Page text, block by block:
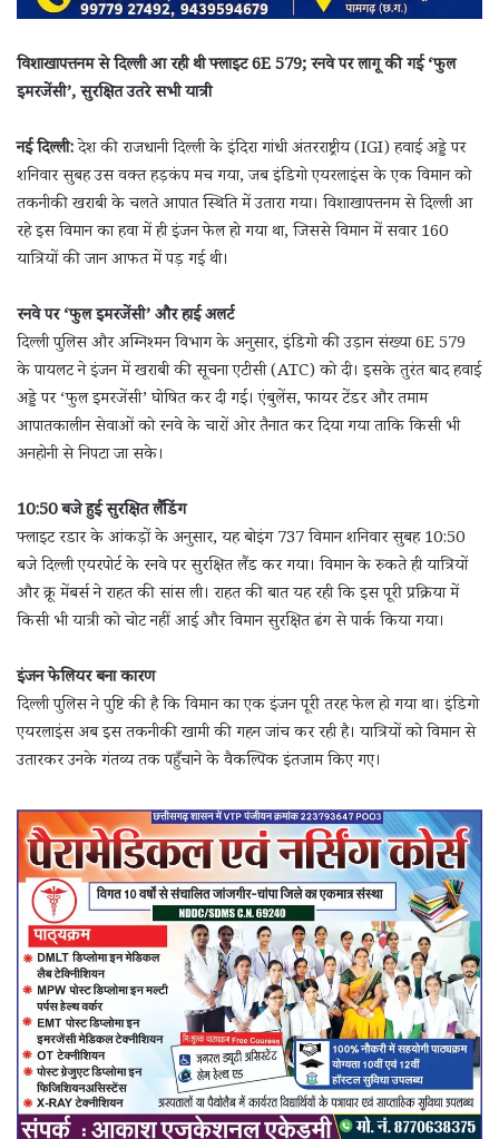
विशाखापत्तनम से दिल्ली आ रही थी फ्लाइट 6E 579; रनवे पर लागू की गई ‘फुल
इमरजेंसी’, सुरक्षित उतरे सभी यात्री
नई दिल्ली:देश की राजधानी दिल्ली के इंदिरा गांधी अंतरराष्ट्रीय (IGI) हवाई अड्डे पर
शनिवार सुबह उस वक्त हड़कंप मच गया, जब इंडिगो एयरलाइंस के एक विमान को
तकनीकी खराबी के चलते आपात स्थिति में उतारा गया। विशाखापत्तनम से दिल्ली आ
रहे इस विमान का हवा में ही इंजन फेल हो गया था, जिससे विमान में सवार 160
यात्रियों की जान आफत में पड़ गई थी।
रनवे पर ‘फुल इमरजेंसी’ और हाई अलर्ट
दिल्ली पुलिस और अग्निश्मन विभाग के अनुसार, इंडिगो की उड़ान संख्या 6E 579
के पायलट ने इंजन में खराबी की सूचना एटीसी (ATC) को दी। इसके तुरंत बाद हवाई
अड्डे पर ‘फुल इमरजेंसी’ घोषित कर दी गई। एंबुलेंस, फायर टेंडर और तमाम
आपातकालीन सेवाओं को रनवे के चारों ओर तैनात कर दिया गया ताकि किसी भी
अनहोनी से निपटा जा सके।
10:50 बजे हुई सुरक्षित लैंडिंग
फ्लाइट रडार के आंकड़ों के अनुसार, यह बोइंग 737 विमान शनिवार सुबह 10:50
बजे दिल्ली एयरपोर्ट के रनवे पर सुरक्षित लैंड कर गया। विमान के रुकते ही यात्रियों
और क्रू मेंबर्स ने राहत की सांस ली। राहत की बात यह रही कि इस पूरी प्रक्रिया में
किसी भी यात्री को चोट नहीं आई और विमान सुरक्षित ढंग से पार्क किया गया।
इंजन फेलियर बना कारण
दिल्ली पुलिस ने पुष्टि की है कि विमान का एक इंजन पूरी तरह फेल हो गया था। इंडिगो
एयरलाइंस अब इस तकनीकी खामी की गहन जांच कर रही है। यात्रियों को विमान से
उतारकर उनके गंतव्य तक पहुँचाने के वैकल्पिक इंतजाम किए गए।